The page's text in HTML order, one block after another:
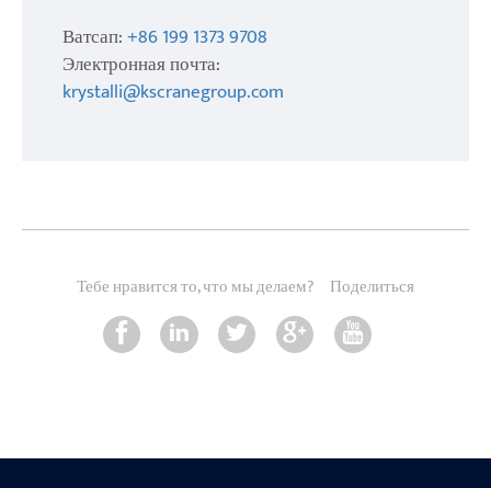
Ватсап:+86 199 1373 9708
Электронная почта:
krystalli@kscranegroup.com
Тебе нравится то, что мы делаем? Поделиться